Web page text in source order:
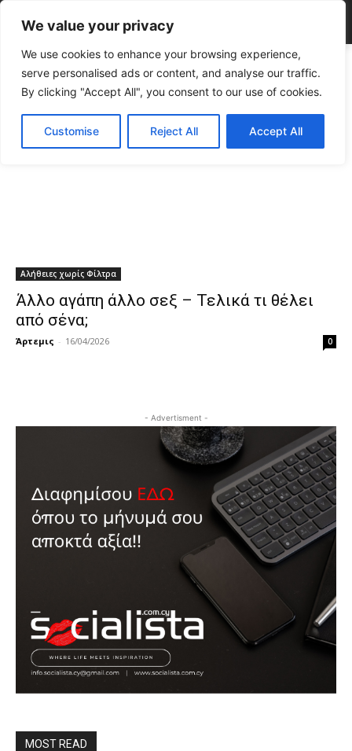
We value your privacy
We use cookies to enhance your browsing experience,
serve personalised ads or content, and analyse our traffic.
By clicking "Accept All", you consent to our use of cookies.
Customise Reject All Accept All
Tags Sex
Tag:sex
Αλήθειες χωρίς Φίλτρα
Άλλο αγάπη άλλο σεξ – Τελικά τι θέλει
από σένα;
Άρτεμις - 16/04/2026 0
- Advertisment -
MOST READ